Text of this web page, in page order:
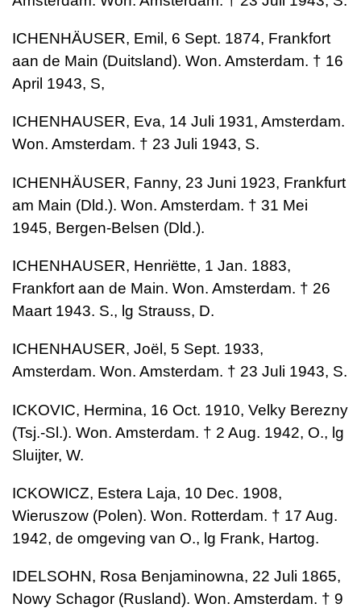
ICHENHÄUSER, Emil, 6 Sept. 1874, Frankfort
aan de Main (Duitsland). Won. Amsterdam. † 16
April 1943, S,
ICHENHAUSER, Eva, 14 Juli 1931, Amsterdam.
Won. Amsterdam. † 23 Juli 1943, S.
ICHENHÄUSER, Fanny, 23 Juni 1923, Frankfurt
am Main (Dld.). Won. Amsterdam. † 31 Mei
1945, Bergen-Belsen (Dld.).
ICHENHAUSER, Henriëtte, 1 Jan. 1883,
Frankfort aan de Main. Won. Amsterdam. † 26
Maart 1943. S., lg Strauss, D.
ICHENHAUSER, Joël, 5 Sept. 1933,
Amsterdam. Won. Amsterdam. † 23 Juli 1943, S.
ICKOVIC, Hermina, 16 Oct. 1910, Velky Berezny
(Tsj.-Sl.). Won. Amsterdam. † 2 Aug. 1942, O., lg
Sluijter, W.
ICKOWICZ, Estera Laja, 10 Dec. 1908,
Wieruszow (Polen). Won. Rotterdam. † 17 Aug.
1942, de omgeving van O., lg Frank, Hartog.
IDELSOHN, Rosa Benjaminowna, 22 Juli 1865,
Nowy Schagor (Rusland). Won. Amsterdam. † 9